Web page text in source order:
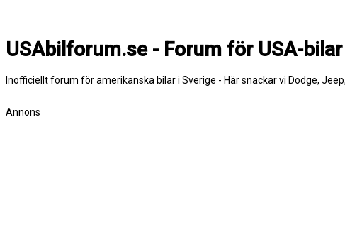
USAbilforum.se - Forum för USA-bilar
Inofficiellt forum för amerikanska bilar i Sverige - Här snackar vi Dodge,
Annons